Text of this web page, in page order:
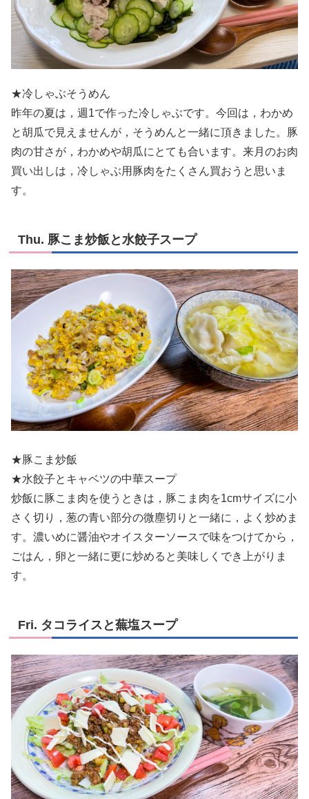
★冷しゃぶそうめん
昨年の夏は，週1で作った冷しゃぶです。今回は，わかめ
と胡瓜で見えませんが，そうめんと一緒に頂きました。豚
肉の甘さが，わかめや胡瓜にとても合います。来月のお肉
買い出しは，冷しゃぶ用豚肉をたくさん買おうと思いま
す。
Thu. 豚こま炒飯と水餃子スープ
★豚こま炒飯
★水餃子とキャベツの中華スープ
炒飯に豚こま肉を使うときは，豚こま肉を1cmサイズに小
さく切り，葱の青い部分の微塵切りと一緒に，よく炒めま
す。濃いめに醤油やオイスターソースで味をつけてから，
ごはん，卵と一緒に更に炒めると美味しくでき上がりま
す。
Fri. タコライスと蕪塩スープ